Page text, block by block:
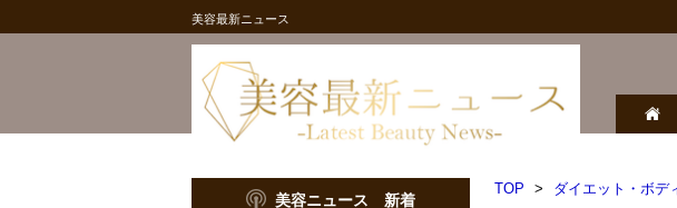
美容最新ニュース
美容ニュース 新着
TOP > ダイエット・ボデ